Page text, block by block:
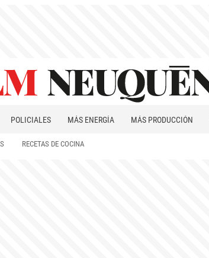
POLICIALES MÁS ENERGÍA MÁS PRODUCCIÓN
RECETAS DE COCINA